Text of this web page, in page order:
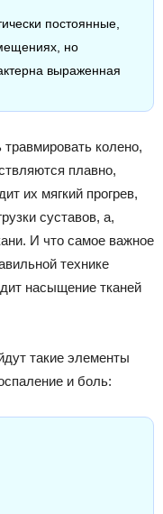
постоянные,
но
выраженная
колено,
плавно,
их мягкий прогрев,
суставов, а,
И что самое важное
технике
насыщение тканей
такие элементы
и боль: